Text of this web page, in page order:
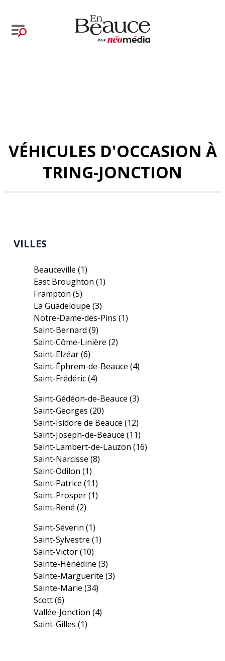
VÉHICULES D'OCCASION À
TRING-JONCTION
VILLES
Beauceville(1)
East Broughton(1)
Frampton(5)
La Guadeloupe(3)
Notre-Dame-des-Pins(1)
Saint-Bernard(9)
Saint-Côme-Linière(2)
Saint-Elzéar(6)
Saint-Éphrem-de-Beauce(4)
Saint-Frédéric(4)
Saint-Gédéon-de-Beauce(3)
Saint-Georges(20)
Saint-Isidore de Beauce(12)
Saint-Joseph-de-Beauce(11)
Saint-Lambert-de-Lauzon(16)
Saint-Narcisse(8)
Saint-Odilon(1)
Saint-Patrice(11)
Saint-Prosper(1)
Saint-René(2)
Saint-Séverin(1)
Saint-Sylvestre(1)
Saint-Victor(10)
Sainte-Hénédine(3)
Sainte-Marguerite(3)
Sainte-Marie(34)
Scott(6)
Vallée-Jonction(4)
Saint-Gilles(1)